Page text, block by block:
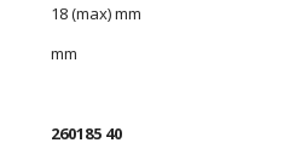
18 (max) mm
mm
260185 40